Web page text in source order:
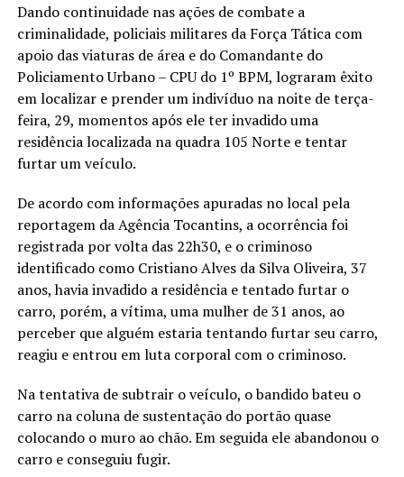
Dando continuidade nas ações de combate a
criminalidade, policiais militares da Força Tática com
apoio das viaturas de área e do Comandante do
Policiamento Urbano – CPU do 1º BPM, lograram êxito
em localizar e prender um indivíduo na noite de terça-
feira, 29, momentos após ele ter invadido uma
residência localizada na quadra 105 Norte e tentar
furtar um veículo.
De acordo com informações apuradas no local pela
reportagem da Agência Tocantins, a ocorrência foi
registrada por volta das 22h30, e o criminoso
identificado como Cristiano Alves da Silva Oliveira, 37
anos, havia invadido a residência e tentado furtar o
carro, porém, a vítima, uma mulher de 31 anos, ao
perceber que alguém estaria tentando furtar seu carro,
reagiu e entrou em luta corporal com o criminoso.
Na tentativa de subtrair o veículo, o bandido bateu o
carro na coluna de sustentação do portão quase
colocando o muro ao chão. Em seguida ele abandonou o
carro e conseguiu fugir.